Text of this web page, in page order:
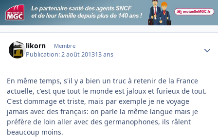
likorn Membre
Publication:2 août 201313 ans
En même temps, s'il y a bien un truc à retenir de la France
actuelle, c'est que tout le monde est jaloux et furieux de tout.
C'est dommage et triste, mais par exemple je ne voyage
jamais avec des français: on parle la même langue mais je
préfère de loin aller avec des germanophones, ils râlent
beaucoup moins.